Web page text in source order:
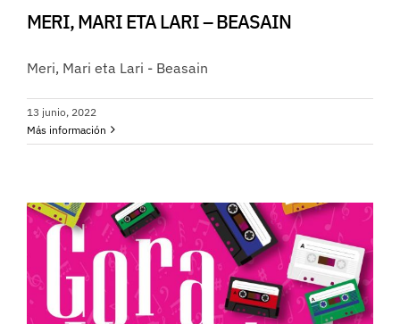
MERI, MARI ETA LARI – BEASAIN
Meri, Mari eta Lari - Beasain
13 junio, 2022
Más información